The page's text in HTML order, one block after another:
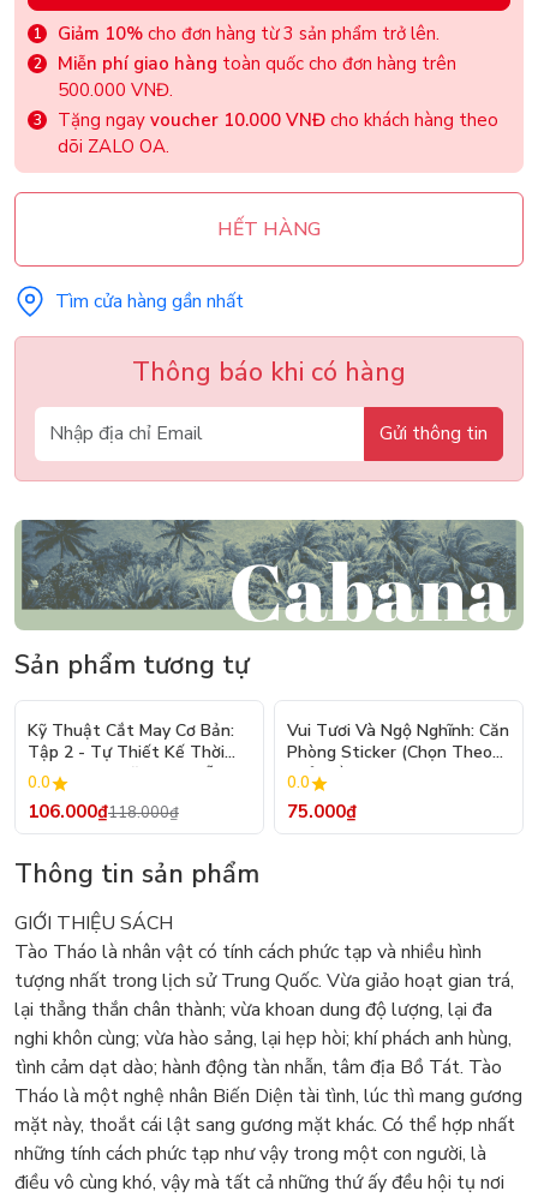
Giảm 10% cho đơn hàng từ 3 sản phẩm trở lên.
Miễn phí giao hàng toàn quốc cho đơn hàng trên
500.000 VNĐ.
Tặng ngay voucher 10.000 VNĐ cho khách hàng theo
dõi ZALO OA.
HẾT HÀNG
Tìm cửa hàng gần nhất
Thông báo khi có hàng
Gửi thông tin
Sản phẩm tương tự
- 10%
Kỹ Thuật Cắt May Cơ Bản:
Tập 2 - Tự Thiết Kế Thời
Trang Nam Nữ - Tạo Mẫu
Rập - Kỹ Thuật Nhảy Size
0.0
106.000₫118.000₫
Vui Tươi Và Ngộ Nghĩnh: Căn
Phòng Sticker (Chọn Theo
Chủ Đề) - Hơn 250 Sticker
0.0
75.000₫
Thông tin sản phẩm
GIỚI THIỆU SÁCH
Tào Tháo là nhân vật có tính cách phức tạp và nhiều hình
tượng nhất trong lịch sử Trung Quốc. Vừa giảo hoạt gian trá,
lại thẳng thắn chân thành; vừa khoan dung độ lượng, lại đa
nghi khôn cùng; vừa hào sảng, lại hẹp hòi; khí phách anh hùng,
tình cảm dạt dào; hành động tàn nhẫn, tâm địa Bồ Tát. Tào
Tháo là một nghệ nhân Biến Diện tài tình, lúc thì mang gương
mặt này, thoắt cái lật sang gương mặt khác. Có thể hợp nhất
những tính cách phức tạp như vậy trong một con người, là
điều vô cùng khó, vậy mà tất cả những thứ ấy đều hội tụ nơi